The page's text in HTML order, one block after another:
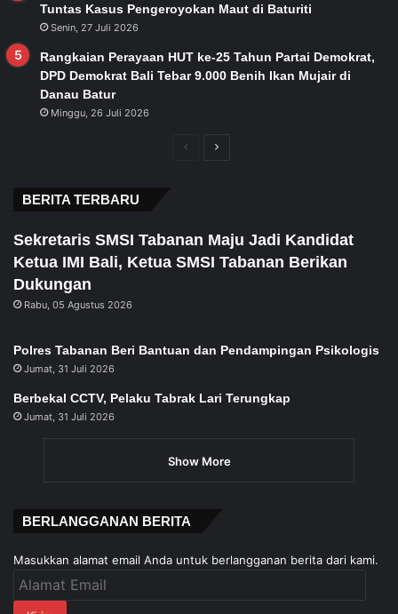
Tuntas Kasus Pengeroyokan Maut di Baturiti
Senin, 27 Juli 2026
Rangkaian Perayaan HUT ke-25 Tahun Partai Demokrat,
DPD Demokrat Bali Tebar 9.000 Benih Ikan Mujair di
Danau Batur
Minggu, 26 Juli 2026
PreviousNext
BERITA TERBARU
Sekretaris SMSI Tabanan Maju Jadi Kandidat
Ketua IMI Bali, Ketua SMSI Tabanan Berikan
Dukungan
Rabu, 05 Agustus 2026
Polres Tabanan Beri Bantuan dan Pendampingan Psikologis
Jumat, 31 Juli 2026
Berbekal CCTV, Pelaku Tabrak Lari Terungkap
Jumat, 31 Juli 2026
Show More
BERLANGGANAN BERITA
Masukkan alamat email Anda untuk berlangganan berita dari kami.
Alamat